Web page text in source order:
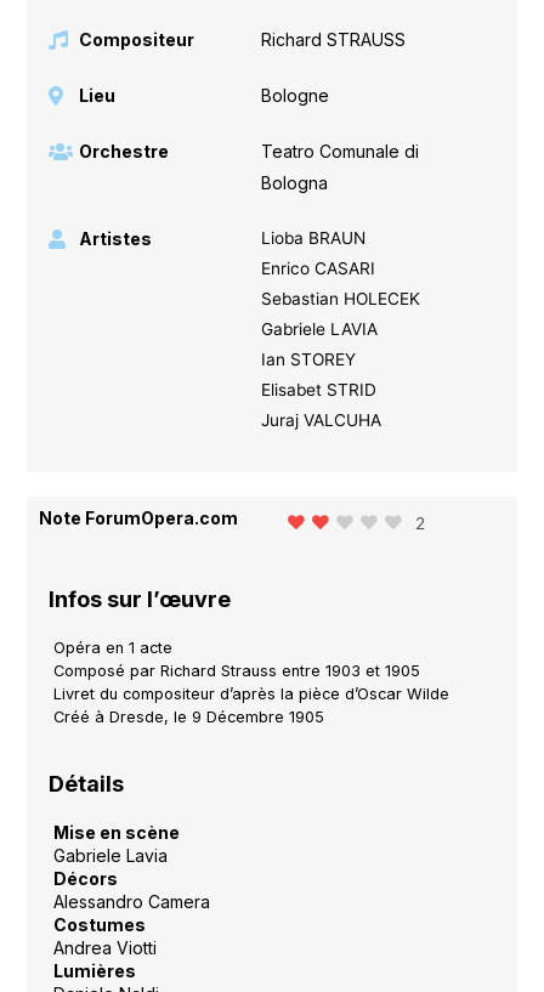
Compositeur Richard STRAUSS
Lieu Bologne
Orchestre
Teatro Comunale di
Bologna
Artistes
Lioba BRAUN
Enrico CASARI
Sebastian HOLECEK
Gabriele LAVIA
Ian STOREY
Elisabet STRID
Juraj VALCUHA
Note ForumOpera.com 2
Infos sur l’œuvre
Opéra en 1 acte
Composé par Richard Strauss entre 1903 et 1905
Livret du compositeur d’après la pièce d’Oscar Wilde
Créé à Dresde, le 9 Décembre 1905
Détails
Mise en scène
Gabriele Lavia
Décors
Alessandro Camera
Costumes
Andrea Viotti
Lumières